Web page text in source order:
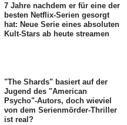
7 Jahre nachdem er für eine der
besten Netflix-Serien gesorgt
hat: Neue Serie eines absoluten
Kult-Stars ab heute streamen
"The Shards" basiert auf der
Jugend des "American
Psycho"-Autors, doch wieviel
von dem Serienmörder-Thriller
ist real?